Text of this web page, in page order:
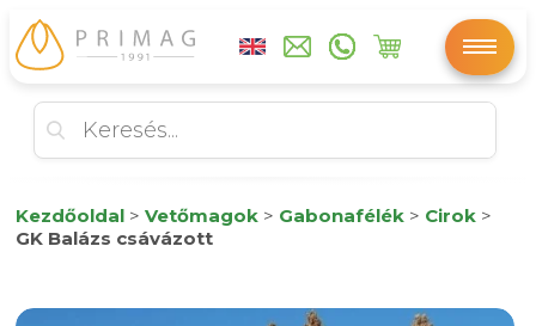
Kezdőoldal > Vetőmagok > Gabonafélék > Cirok >
GK Balázs csávázott